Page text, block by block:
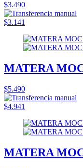
$3.490
$3.141
MATERA
$5.490
$4.941
MATERA